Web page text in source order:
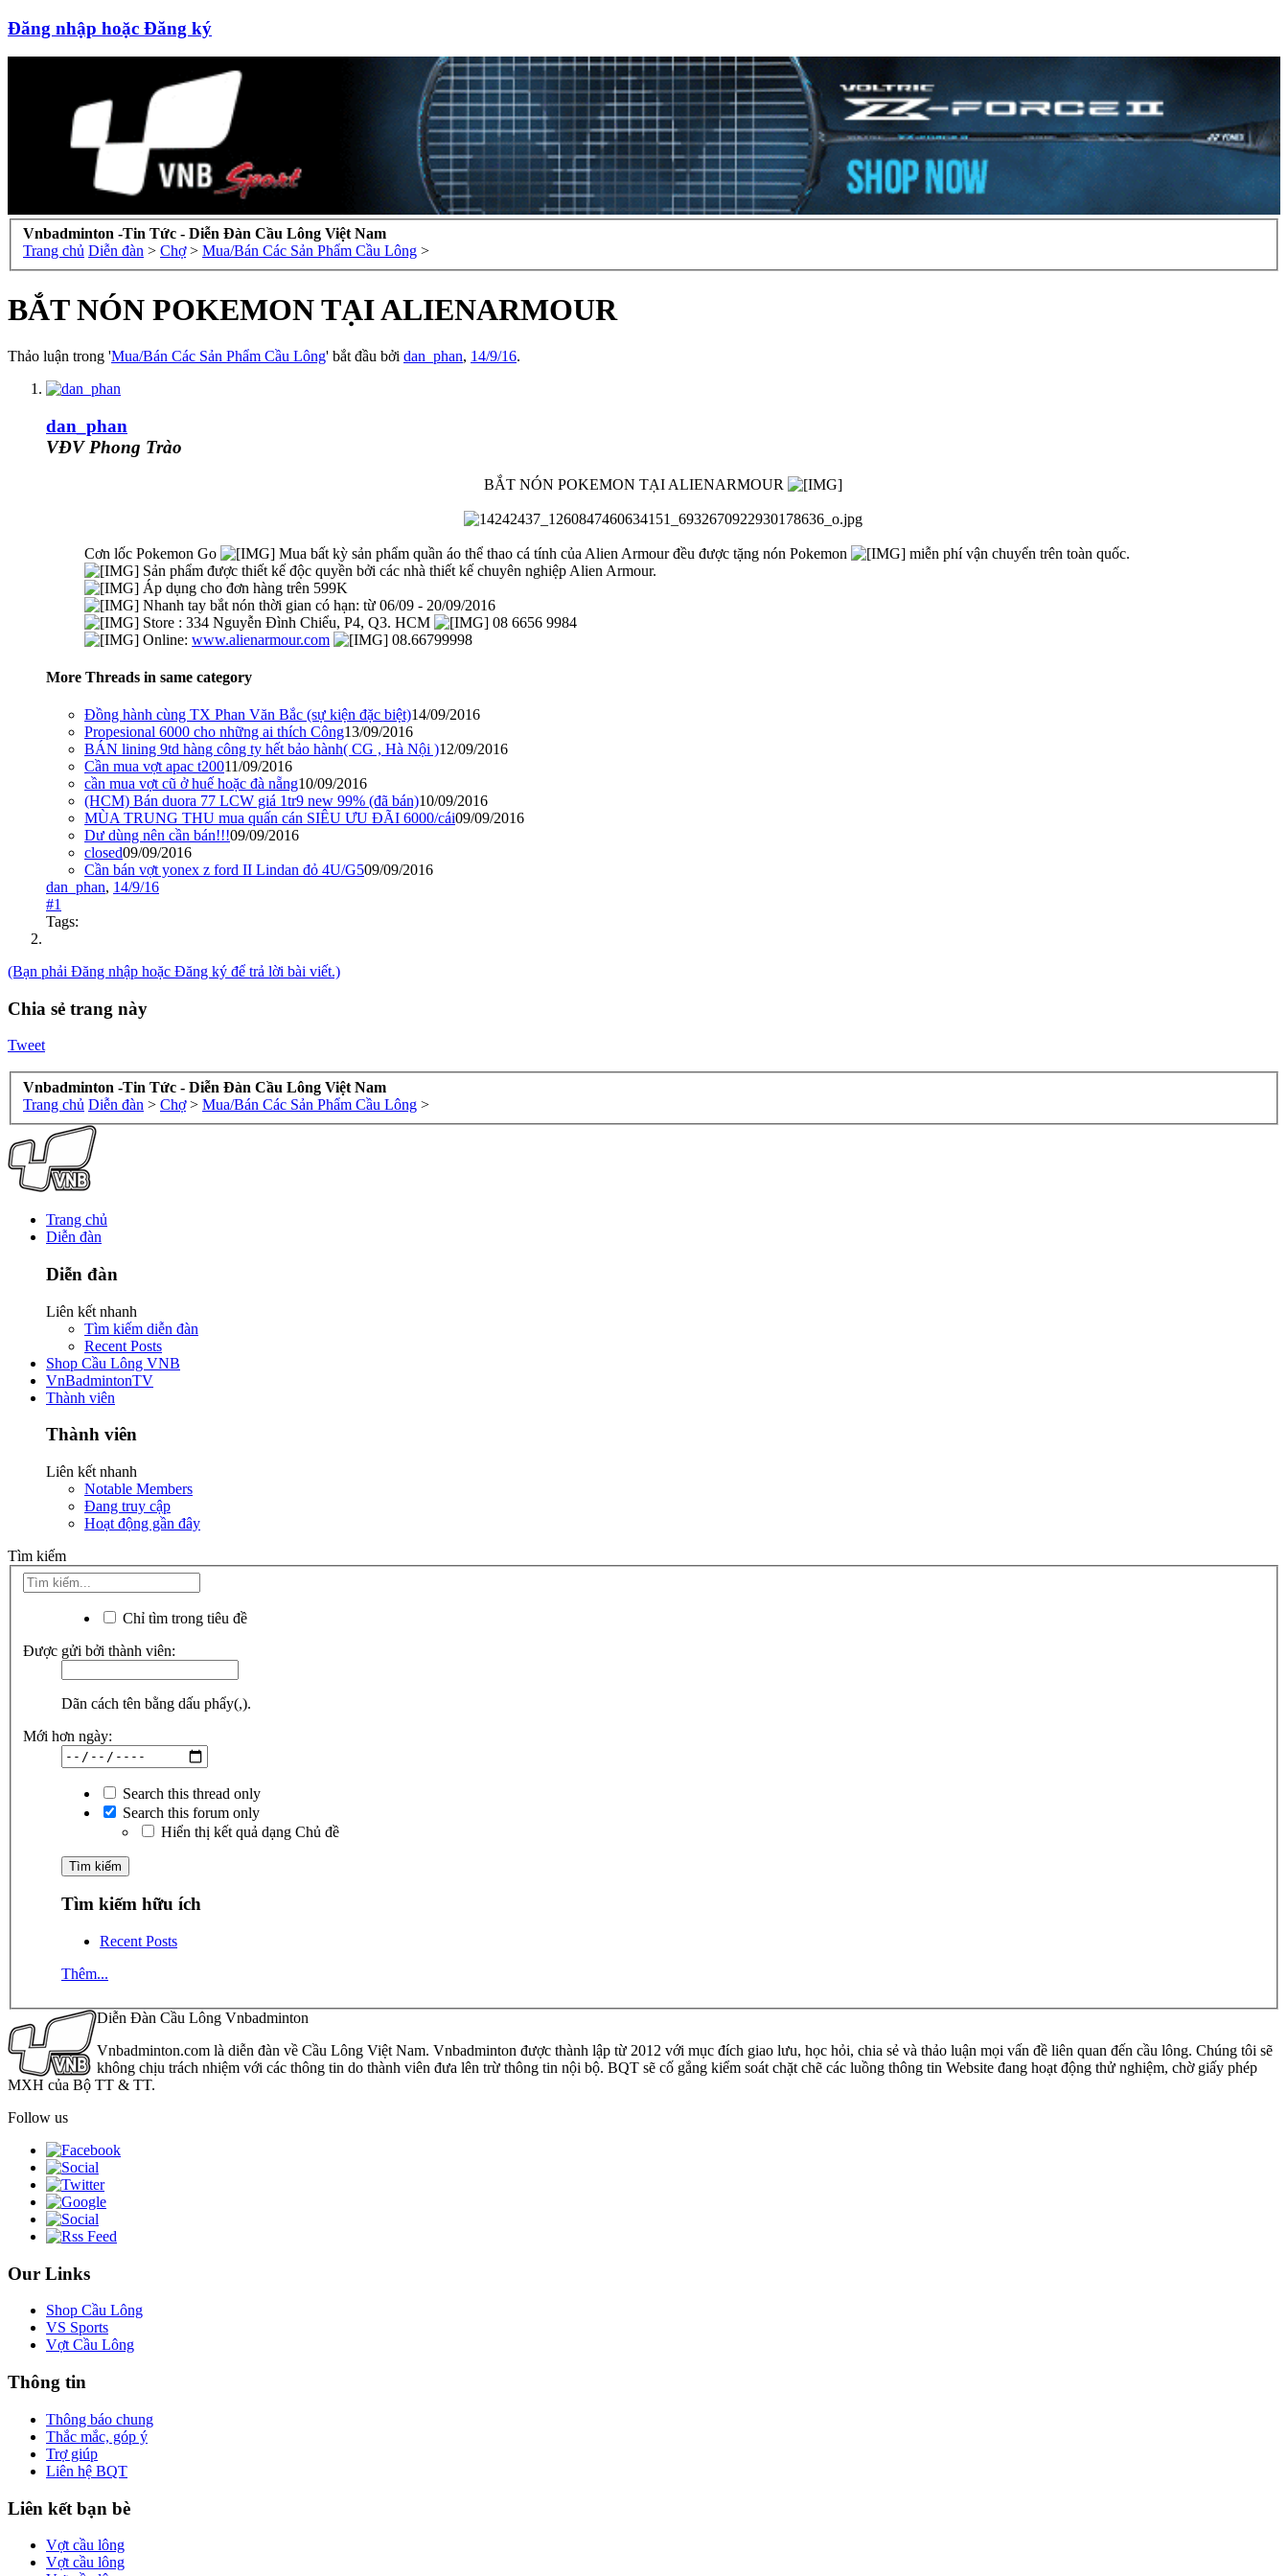
Đăng nhập hoặc Đăng ký
Vnbadminton -Tin Tức - Diễn Đàn Cầu Lông Việt Nam
Trang chủ Diễn đàn > Chợ > Mua/Bán Các Sản Phẩm Cầu Lông >
BẮT NÓN POKEMON TẠI ALIENARMOUR
Thảo luận trong 'Mua/Bán Các Sản Phẩm Cầu Lông' bắt đầu bởi dan_phan, 14/9/16.
dan_phan
VĐV Phong Trào
BẮT NÓN POKEMON TẠI ALIENARMOUR
Cơn lốc Pokemon Go Mua bất kỳ sản phẩm quần áo thể thao cá tính của Alien Armour đều được tặng nón Pokemon
miễn phí vận chuyển trên toàn quốc.
Sản phẩm được thiết kế độc quyền bởi các nhà thiết kế chuyên nghiệp Alien Armour.
Áp dụng cho đơn hàng trên 599K
Nhanh tay bắt nón thời gian có hạn: từ 06/09 - 20/09/2016
Store : 334 Nguyễn Đình Chiểu, P4, Q3. HCM
08 6656 9984
Online: www.alienarmour.com 08.66799998
More Threads in same category
Đồng hành cùng TX Phan Văn Bắc (sự kiện đặc biệt)14/09/2016
Propesional 6000 cho những ai thích Công13/09/2016
BÁN lining 9td hàng công ty hết bảo hành( CG , Hà Nội )12/09/2016
Cần mua vợt apac t20011/09/2016
cần mua vợt cũ ở huế hoặc đà nẵng10/09/2016
(HCM) Bán duora 77 LCW giá 1tr9 new 99% (đã bán)10/09/2016
MÙA TRUNG THU mua quấn cán SIÊU ƯU ĐÃI 6000/cái09/09/2016
Dư dùng nên cần bán!!!09/09/2016
closed09/09/2016
Cần bán vợt yonex z ford II Lindan đỏ 4U/G509/09/2016
dan_phan, 14/9/16
#1
Tags:
(Bạn phải Đăng nhập hoặc Đăng ký để trả lời bài viết.)
Chia sẻ trang này
Tweet
Vnbadminton -Tin Tức - Diễn Đàn Cầu Lông Việt Nam
Trang chủ Diễn đàn > Chợ > Mua/Bán Các Sản Phẩm Cầu Lông >
Trang chủ
Diễn đàn
Diễn đàn
Liên kết nhanh
Tìm kiếm diễn đàn
Recent Posts
Shop Cầu Lông VNB
VnBadmintonTV
Thành viên
Thành viên
Liên kết nhanh
Notable Members
Đang truy cập
Hoạt động gần đây
Tìm kiếm
Chỉ tìm trong tiêu đề
Được gửi bởi thành viên:
Dãn cách tên bằng dấu phẩy(,).
Mới hơn ngày:
Search this thread only
Search this forum only
Hiển thị kết quả dạng Chủ đề
Tìm kiếm hữu ích
Recent Posts
Thêm...
Diễn Đàn Cầu Lông Vnbadminton
Vnbadminton.com là diễn đàn về Cầu Lông Việt Nam. Vnbadminton được thành lập từ 2012 với mục đích giao lưu, học hỏi, chia sẻ và thảo luận mọi vấn đề liên quan đến cầu lông. Chúng tôi sẽ
không chịu trách nhiệm với các thông tin do thành viên đưa lên trừ thông tin nội bộ. BQT sẽ cố gắng kiểm soát chặt chẽ các luồng thông tin Website đang hoạt động thử nghiệm, chờ giấy phép
MXH của Bộ TT & TT.
Follow us
Our Links
Shop Cầu Lông
VS Sports
Vợt Cầu Lông
Thông tin
Thông báo chung
Thắc mắc, góp ý
Trợ giúp
Liên hệ BQT
Liên kết bạn bè
Vợt cầu lông
Vợt cầu lông